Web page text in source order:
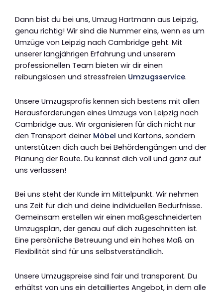
Dann bist du bei uns, Umzug Hartmann aus Leipzig,
genau richtig! Wir sind die Nummer eins, wenn es um
Umzüge von Leipzig nach Cambridge geht. Mit
unserer langjährigen Erfahrung und unserem
professionellen Team bieten wir dir einen
reibungslosen und stressfreien Umzugsservice.
Unsere Umzugsprofis kennen sich bestens mit allen
Herausforderungen eines Umzugs von Leipzig nach
Cambridge aus. Wir organisieren für dich nicht nur
den Transport deiner Möbel und Kartons, sondern
unterstützen dich auch bei Behördengängen und der
Planung der Route. Du kannst dich voll und ganz auf
uns verlassen!
Bei uns steht der Kunde im Mittelpunkt. Wir nehmen
uns Zeit für dich und deine individuellen Bedürfnisse.
Gemeinsam erstellen wir einen maßgeschneiderten
Umzugsplan, der genau auf dich zugeschnitten ist.
Eine persönliche Betreuung und ein hohes Maß an
Flexibilität sind für uns selbstverständlich.
Unsere Umzugspreise sind fair und transparent. Du
erhältst von uns ein detailliertes Angebot, in dem alle